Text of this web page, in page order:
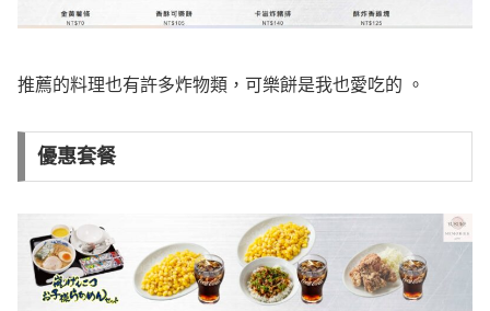
推薦的料理也有許多炸物類，可樂餅是我也愛吃的 。
優惠套餐